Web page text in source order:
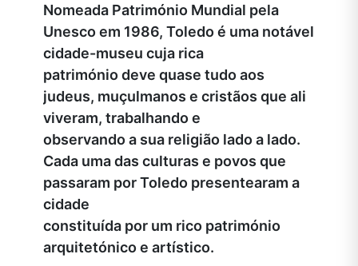
Nomeada Património Mundial pela
Unesco em 1986, Toledo é uma notável
cidade-museu cuja rica
património deve quase tudo aos
judeus, muçulmanos e cristãos que ali
viveram, trabalhando e
observando a sua religião lado a lado.
Cada uma das culturas e povos que
passaram por Toledo presentearam a
cidade
constituída por um rico património
arquitetónico e artístico.